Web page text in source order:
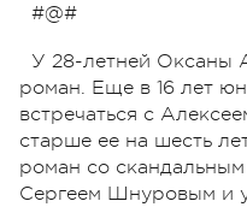
#@#
У 28-летней Оксаны
роман. Еще в 16 лет
встречаться с
старше ее на шесть
роман со
Сергеем Шнуровым и